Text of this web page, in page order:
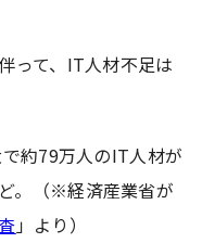
って、IT人材不足は
約79万人のIT人材が
。（※経済産業省が
」より）